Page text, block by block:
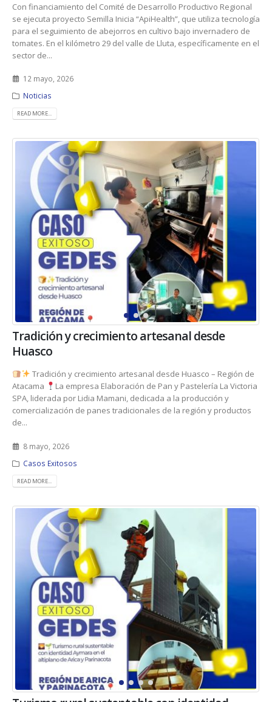
Con financiamiento del Comité de Desarrollo Productivo Regional
se ejecuta proyecto Semilla Inicia “ApiHealth”, que utiliza tecnología
para el seguimiento de abejorros en cultivo bajo invernadero de
tomates. En el kilómetro 29 del valle de Lluta, específicamente en el
sector de...
12 mayo, 2026
Noticias
READ MORE...
Tradición y crecimiento artesanal desde
Huasco
Tradición y crecimiento artesanal desde Huasco – Región de
Atacama
La empresa Elaboración de Pan y Pastelería La Victoria
SPA, liderada por Lidia Mamani, dedicada a la producción y
comercialización de panes tradicionales de la región y productos
de...
8 mayo, 2026
Casos Exitosos
READ MORE...